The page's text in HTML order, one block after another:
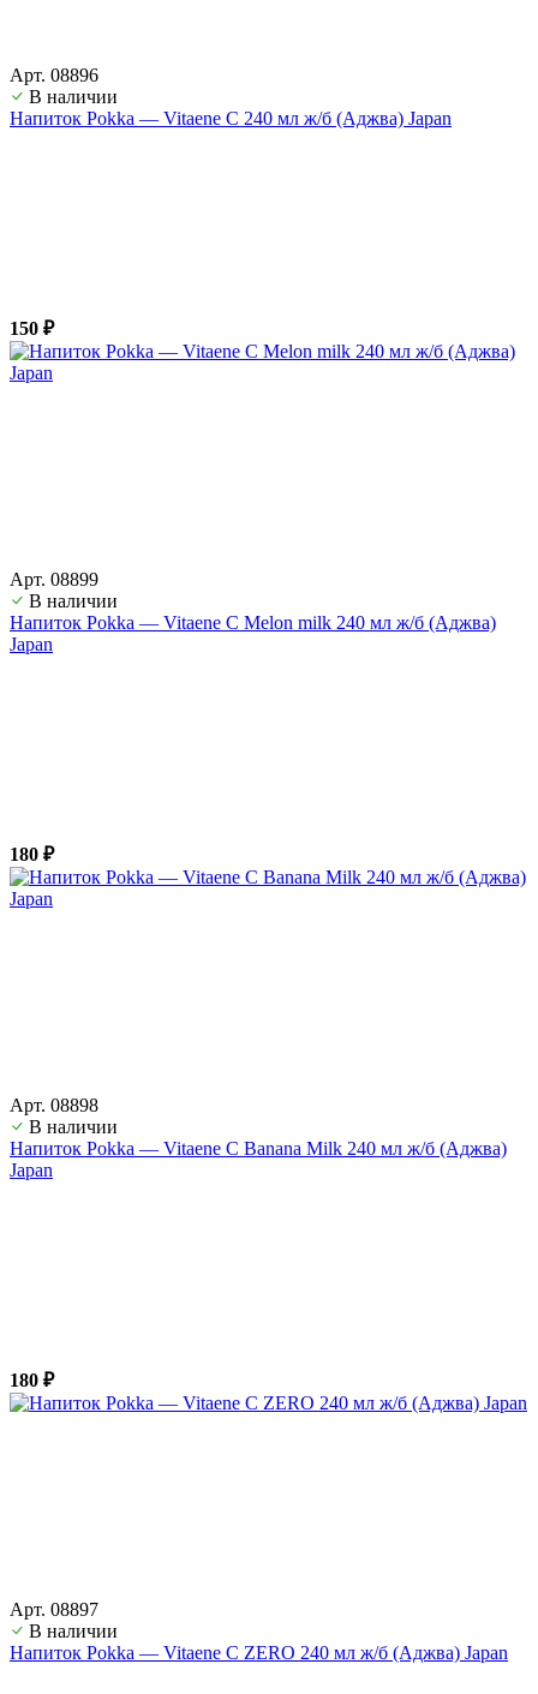
Арт. 08896
В наличии
Напиток Pokka — Vitaene C 240 мл ж/б (Аджва) Japan
150 ₽
Арт. 08899
В наличии
Напиток Pokka — Vitaene C Melon milk 240 мл ж/б (Аджва)
Japan
180 ₽
Арт. 08898
В наличии
Напиток Pokka — Vitaene C Banana Milk 240 мл ж/б (Аджва)
Japan
180 ₽
Арт. 08897
В наличии
Напиток Pokka — Vitaene C ZERO 240 мл ж/б (Аджва) Japan